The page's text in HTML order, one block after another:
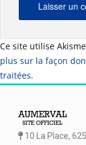
Ce site utilise
plus sur la façon
traitées.
10 La Place,